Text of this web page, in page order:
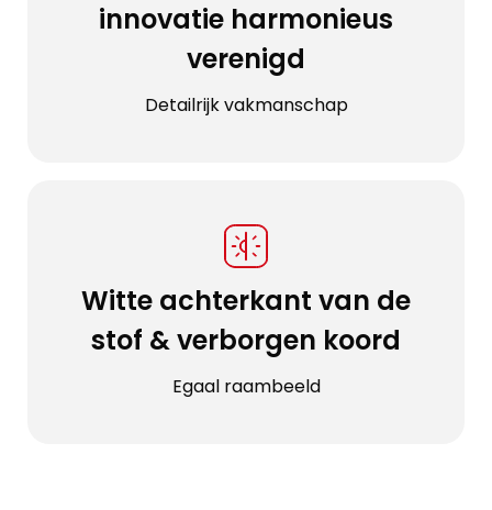
innovatie harmonieus
verenigd
Detailrijk vakmanschap
Witte achterkant van de
stof & verborgen koord
Egaal raambeeld